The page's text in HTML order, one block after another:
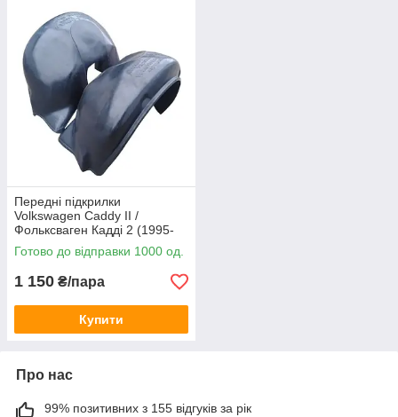
Передні підкрилки
Volkswagen Caddy II /
Фольксваген Кадді 2 (1995-
2004)
Готово до відправки 1000 од.
1 150 ₴/пара
Купити
Про нас
99% позитивних з 155 відгуків за рік